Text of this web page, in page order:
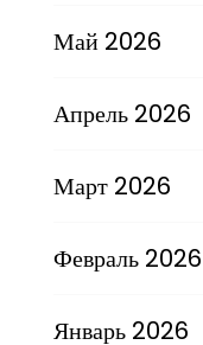
Май 2026
Апрель 2026
Март 2026
Февраль 2026
Январь 2026